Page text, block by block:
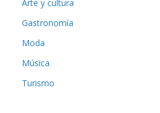
Arte y cultura
Gastronomía
Moda
Música
Turismo